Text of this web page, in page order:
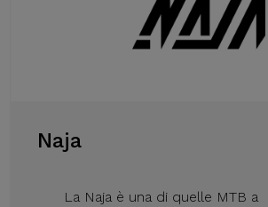
Naja
La Naja è una di quelle MTB a